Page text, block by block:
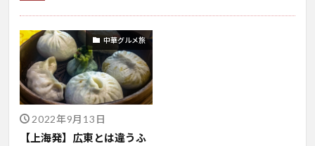
お店情報
中華グルメ旅
2022年9月13日
【上海発】広東とは違うふ